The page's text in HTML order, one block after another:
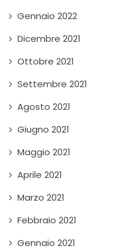
Gennaio 2022
Dicembre 2021
Ottobre 2021
Settembre 2021
Agosto 2021
Giugno 2021
Maggio 2021
Aprile 2021
Marzo 2021
Febbraio 2021
Gennaio 2021